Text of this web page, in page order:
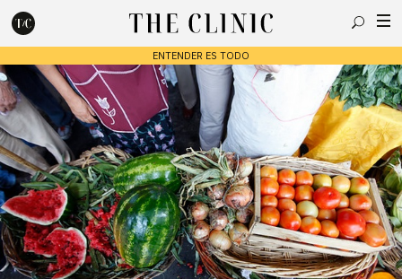
ENTENDER ES TODO
Escribe lo que deseas y presiona enter para buscar